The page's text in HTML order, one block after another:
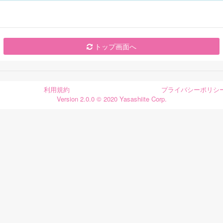
トップ画面へ
利用規約 プライバシーポリシ
Version 2.0.0 © 2020 Yasashiite Corp.